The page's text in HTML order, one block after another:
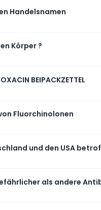
Handelsnamen
Körper ?
BEIPACKZETTEL
Fluorchinolonen
und den USA
als andere